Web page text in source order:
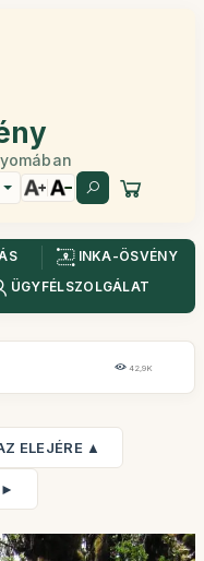
INKA-ÖSVÉNY
ÜGYFÉLSZOLGÁLAT
42,9K
ELEJÉRE ▲